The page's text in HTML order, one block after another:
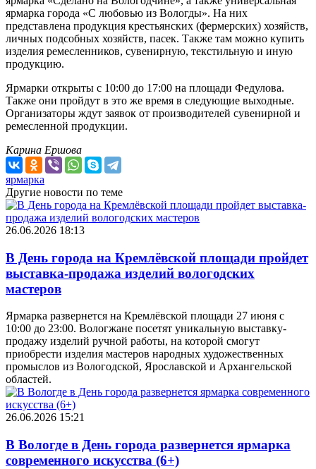
ярмарка города «С любовью из Вологды». На них
представлена продукция крестьянских (фермерских) хозяйств,
личных подсобных хозяйств, пасек. Также там можно купить
изделия ремесленников, сувенирную, текстильную и иную
продукцию.
Ярмарки открыты с 10:00 до 17:00 на площади Федулова.
Также они пройдут в это же время в следующие выходные.
Организаторы ждут заявок от производителей сувенирной и
ремесленной продукции.
Карина Ершова
ярмарка
Другие новости по теме
26.06.2026 18:13
В День города на Кремлёвской площади пройдет
выставка-продажа изделий вологодских
мастеров
Ярмарка развернется на Кремлёвской площади 27 июня с
10:00 до 23:00. Вологжане посетят уникальную выставку-
продажу изделий ручной работы, на которой смогут
приобрести изделия мастеров народных художественных
промыслов из Вологодской, Ярославской и Архангельской
областей.
26.06.2026 15:21
В Вологде в День города развернется ярмарка
современного искусства (6+)